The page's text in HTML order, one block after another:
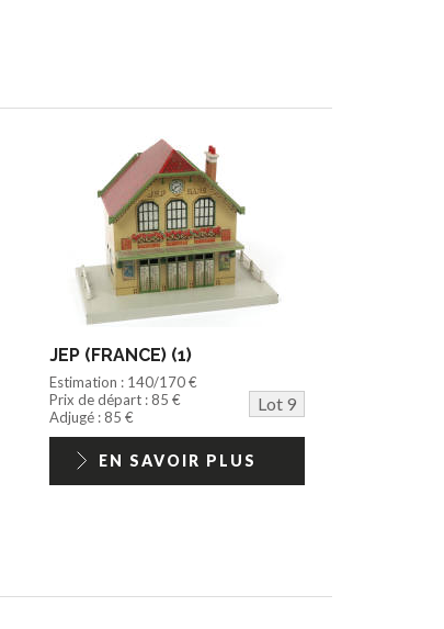
JEP (FRANCE) (1)
Estimation : 140/170 €
Prix de départ : 85 €
Lot 9
Adjugé : 85 €
EN SAVOIR PLUS